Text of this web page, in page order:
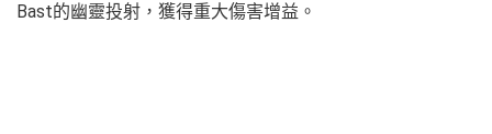
Bast的幽靈投射，獲得重大傷害增益。